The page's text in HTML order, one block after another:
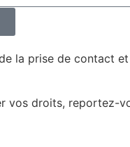
la prise de contact
vos droits, reportez-